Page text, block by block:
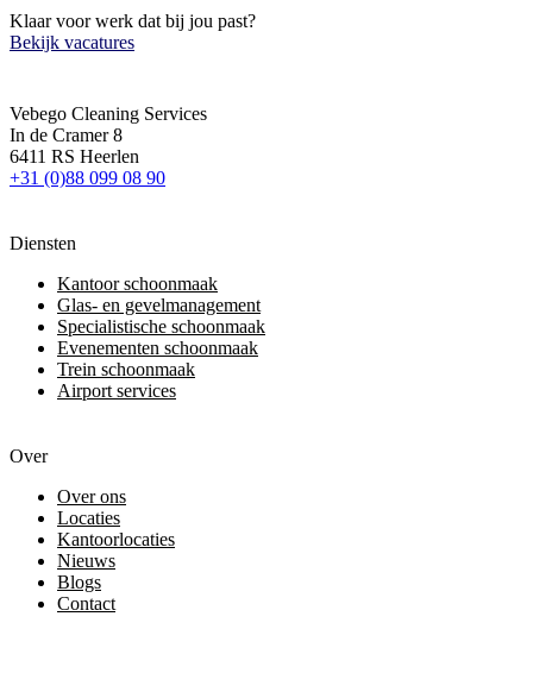
Klaar voor werk dat bij jou past?
Bekijk vacatures
Vebego Cleaning Services
In de Cramer 8
6411 RS Heerlen
+31 (0)88 099 08 90
Diensten
Kantoor schoonmaak
Glas- en gevelmanagement
Specialistische schoonmaak
Evenementen schoonmaak
Trein schoonmaak
Airport services
Over
Over ons
Locaties
Kantoorlocaties
Nieuws
Blogs
Contact